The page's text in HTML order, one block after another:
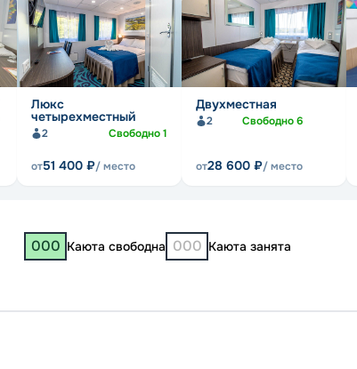
Люкс
четырехместный
2 Свободно1
от51 400 ₽/ место
Двухместная
2 Свободно6
от28 600 ₽/ место
000 Каюта свободна 000 Каюта занята